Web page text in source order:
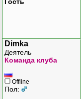
Dimka
Деятель
Команда клуба
Offline
Пол: